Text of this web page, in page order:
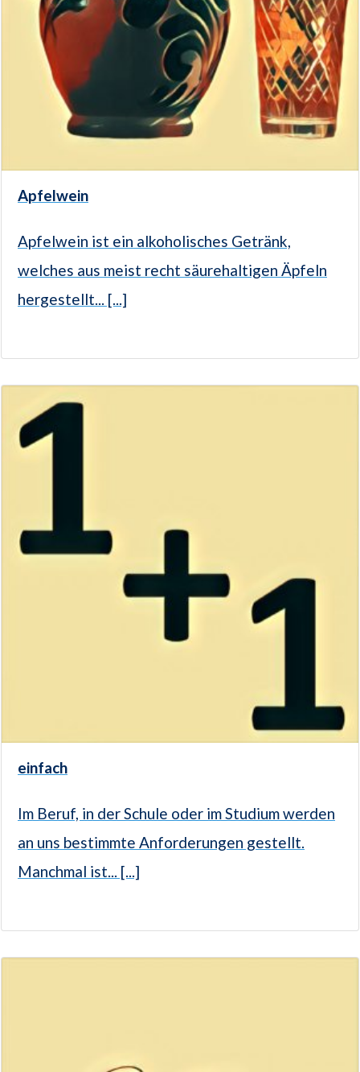
Apfelwein
Apfelwein ist ein alkoholisches Getränk,
welches aus meist recht säurehaltigen Äpfeln
hergestellt... [...]
einfach
Im Beruf, in der Schule oder im Studium werden
an uns bestimmte Anforderungen gestellt.
Manchmal ist... [...]